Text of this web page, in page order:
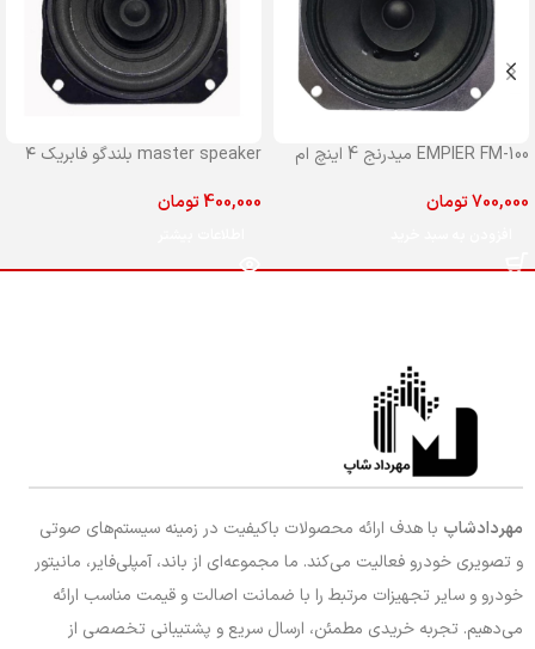
EMPIER FM-100 میدرنج 4 اینچ ام
700,000تومان
master speaker بلندگو فابریک ۴
400,000تومان
مهردادشاپ با هدف ارائه محصولات باکیفیت در زمینه سیستم‌های صوتی
و تصویری خودرو فعالیت می‌کند. ما مجموعه‌ای از باند، آمپلی‌فایر، مانیتور
خودرو و سایر تجهیزات مرتبط را با ضمانت اصالت و قیمت مناسب ارائه
می‌دهیم. تجربه خریدی مطمئن، ارسال سریع و پشتیبانی تخصصی از